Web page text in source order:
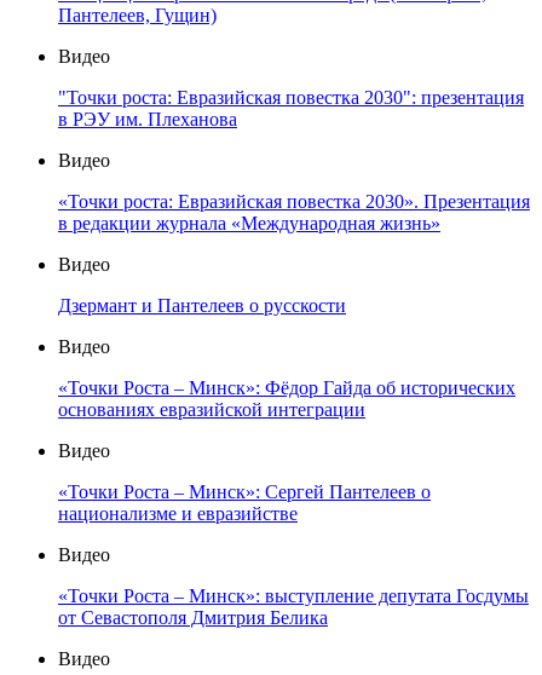
Пантелеев, Гущин)
Видео
"Точки роста: Евразийская повестка 2030": презентация
в РЭУ им. Плеханова
Видео
«Точки роста: Евразийская повестка 2030». Презентация
в редакции журнала «Международная жизнь»
Видео
Дзермант и Пантелеев о русскости
Видео
«Точки Роста – Минск»: Фёдор Гайда об исторических
основаниях евразийской интеграции
Видео
«Точки Роста – Минск»: Сергей Пантелеев о
национализме и евразийстве
Видео
«Точки Роста – Минск»: выступление депутата Госдумы
от Севастополя Дмитрия Белика
Видео